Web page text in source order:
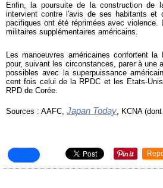
Enfin, la poursuite de la construction
intervient contre l'avis de ses habitants et
pacifiques ont été réprimées avec violence.
militaires supplémentaires américains.
Les manoeuvres américaines confortent
pour, suivant les circonstances, parer à une
possibles avec la superpuissance
cent fois celui de la RPDC et les Etats-
RPD de Corée.
Sources : AAFC, Japan Today, KCNA